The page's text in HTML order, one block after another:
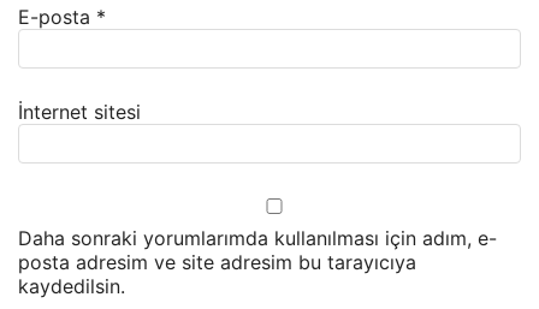
E-posta *
İnternet sitesi
Daha sonraki yorumlarımda kullanılması için adım, e-
posta adresim ve site adresim bu tarayıcıya
kaydedilsin.